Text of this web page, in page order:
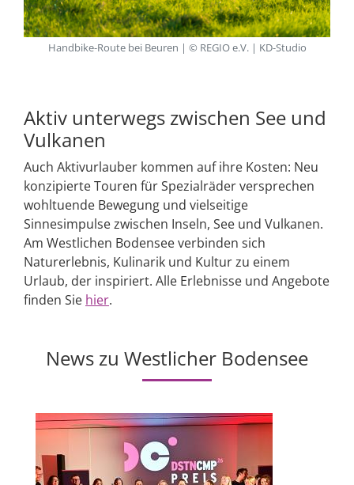
Handbike-Route bei Beuren | © REGIO e.V. | KD-Studio
Aktiv unterwegs zwischen See und
Vulkanen
Auch Aktivurlauber kommen auf ihre Kosten: Neu
konzipierte Touren für Spezialräder versprechen
wohltuende Bewegung und vielseitige
Sinnesimpulse zwischen Inseln, See und Vulkanen.
Am Westlichen Bodensee verbinden sich
Naturerlebnis, Kulinarik und Kultur zu einem
Urlaub, der inspiriert. Alle Erlebnisse und Angebote
finden Sie hier.
News zu Westlicher Bodensee